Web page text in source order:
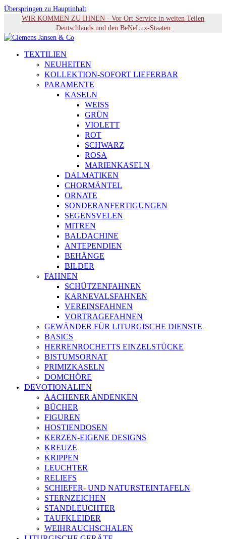
Überspringen zu Hauptinhalt
WIR KOMMEN ZU IHNEN - Vor Ort Service in weiten Teilen
Deutschlands und den BeNeLux-Staaten
TEXTILIEN
NEUHEITEN
KOLLEKTION-SOFORT LIEFERBAR
PARAMENTE
KASELN
WEISS
GRÜN
VIOLETT
ROT
SCHWARZ
ROSA
MARIENKASELN
DALMATIKEN
CHORMÄNTEL
ORNATE
SONDERANFERTIGUNGEN
SEGENSVELEN
MITREN
BALDACHINE
ANTEPENDIEN
BEHÄNGE
BILDER
FAHNEN
SCHÜTZENFAHNEN
KARNEVALSFAHNEN
VEREINSFAHNEN
VORTRAGEFAHNEN
GEWÄNDER FÜR LITURGISCHE DIENSTE
BASICS
HERRENROCHETTS EINZELSTÜCKE
BISTUMSORNAT
PRIMIZKASELN
DOMCHÖRE
DEVOTIONALIEN
AACHENER ANDENKEN
BÜCHER
FIGUREN
HOSTIENDOSEN
KERZEN-EIGENE DESIGNS
KREUZE
KRIPPEN
LEUCHTER
RELIEFS
SCHIEFER- UND NATURSTEINTAFELN
STERNZEICHEN
STANDLEUCHTER
TAUFKLEIDER
WEIHRAUCHSCHALEN